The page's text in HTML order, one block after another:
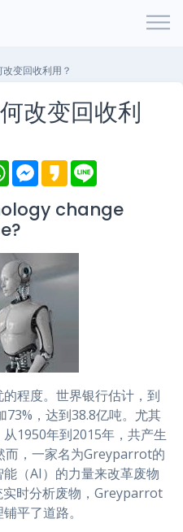
变回收利用？
改变回收利
W
h
t
s
A
p
M
e
s
e
e
r
K
a
a
o
e
change
程度。世界银行估计，到
73%，达到38.8亿吨。尤其
1950年到2015年，共产生
而，一家名为Greyparrot的
（AI）的力量来改革废物
时分析废物，Greyparrot
平了道路。